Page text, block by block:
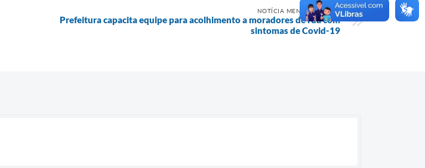
NOTÍCIA MENOS RECENTE
Prefeitura capacita equipe para acolhimento a moradores de rua com
sintomas de Covid-19